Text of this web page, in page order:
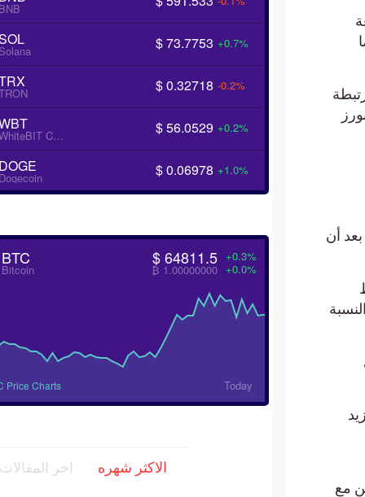
ألف دولار بعد أن
أيضًا النسبة
BNB
SOL
Solana $ 73.7753 +0.7%
TRX
TRON $ 0.32718 -0.2%
WBT $ 56.0529 +0.2%
DOGE
Dogecoin $ 0.06978 +1.0%
BTC
Bitcoin
+0.3%
+0.0%
$ 64811.5
₿ 1.00000000
Price Charts Today
الاكثر شهره اخر المقالات